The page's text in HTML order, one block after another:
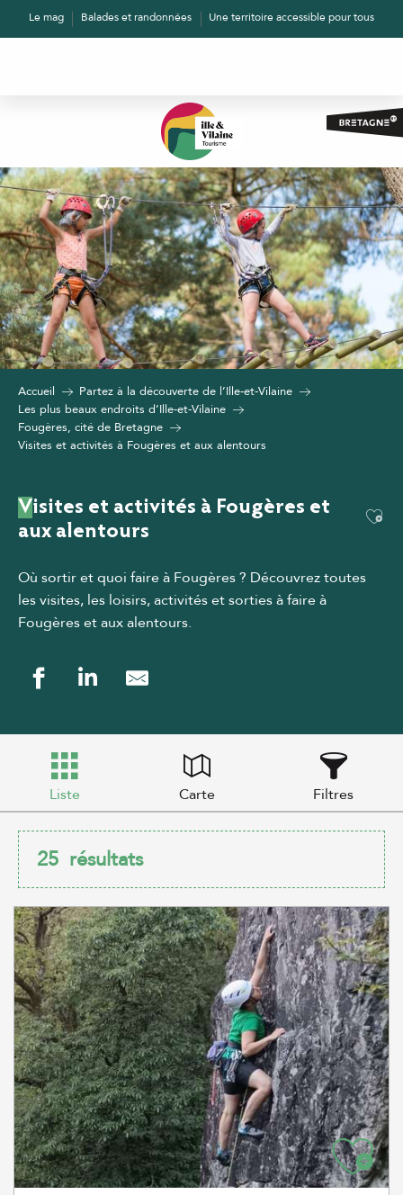
AllerLe mag Balades et randonnées Une territoire accessible pour tous
Accueil
Partez à la découverte de l’Ille-et-Vilaine
Les plus beaux endroits d’Ille-et-Vilaine
Fougères, cité de Bretagne
Visites et activités à Fougères et aux alentours
Visites et activités à Fougères et
aux alentours
Où sortir et quoi faire à Fougères ? Découvrez toutes
les visites, les loisirs, activités et sorties à faire à
Fougères et aux alentours.
Liste Carte Filtres
25 résultats